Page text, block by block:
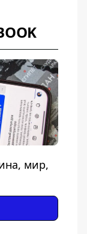
мир,